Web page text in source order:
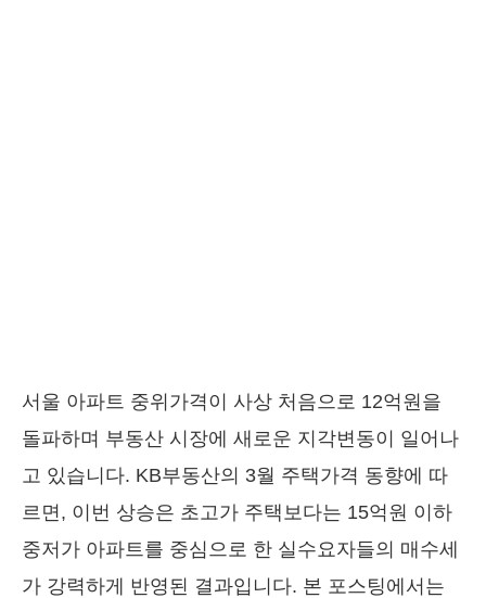
서울 아파트 중위가격이 사상 처음으로 12억원을
돌파하며 부동산 시장에 새로운 지각변동이 일어나
고 있습니다. KB부동산의 3월 주택가격 동향에 따
르면, 이번 상승은 초고가 주택보다는 15억원 이하
중저가 아파트를 중심으로 한 실수요자들의 매수세
가 강력하게 반영된 결과입니다. 본 포스팅에서는